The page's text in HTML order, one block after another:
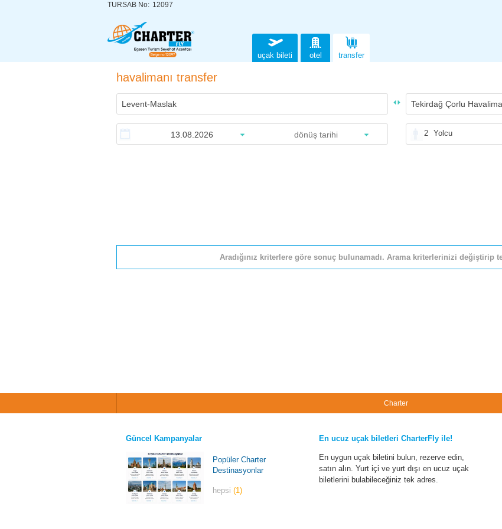
TURSAB No: 12097
uçak bileti otel transfer
havalimanı transfer
2 Yolcu
Aradığınız kriterlere göre sonuç bulunamadı. Arama kriterlerinizi değiştirip
Charter
Güncel Kampanyalar
Popüler Charter
Destinasyonlar
hepsi(1)
En ucuz uçak biletleri CharterFly ile!
En uygun uçak biletini bulun, rezerve edin,
satın alın. Yurt içi ve yurt dışı en ucuz uçak
biletlerini bulabileceğiniz tek adres.